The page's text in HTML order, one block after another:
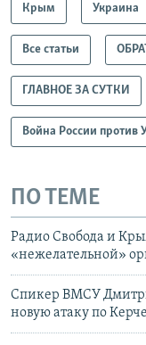
Крым Украина
Все статьи
ГЛАВНОЕ ЗА СУТКИ
Война России против
ПО ТЕМЕ
Радио Свобода и
«нежелательной»
Спикер ВМСУ
новую атаку по